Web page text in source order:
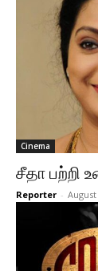
Cinema
சீதா பற்றி
Reporter - August